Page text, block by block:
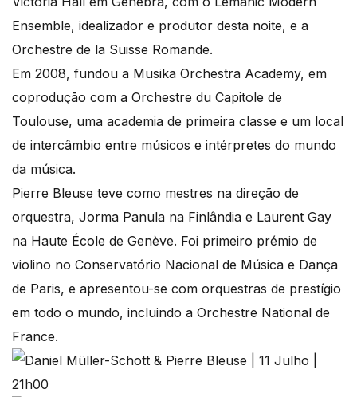
Ensemble, idealizador e produtor desta noite, e a
Orchestre de la Suisse Romande.
Em 2008, fundou a Musika Orchestra Academy, em
coprodução com a Orchestre du Capitole de
Toulouse, uma academia de primeira classe e um local
de intercâmbio entre músicos e intérpretes do mundo
da música.
Pierre Bleuse teve como mestres na direção de
orquestra, Jorma Panula na Finlândia e Laurent Gay
na Haute École de Genève. Foi primeiro prémio de
violino no Conservatório Nacional de Música e Dança
de Paris, e apresentou-se com orquestras de prestígio
em todo o mundo, incluindo a Orchestre National de
France.